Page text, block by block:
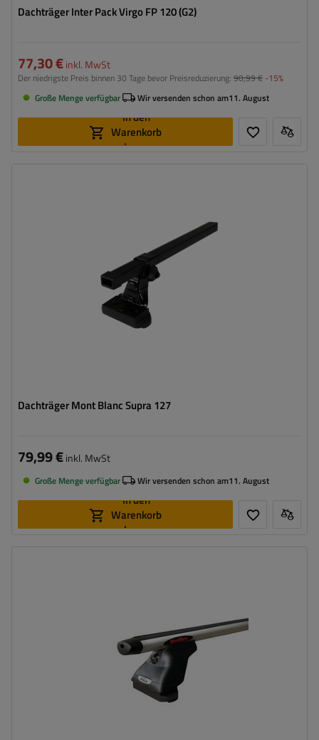
Dachträger Inter Pack Virgo FP 120 (G2)
77,30 €inkl. MwSt
Der niedrigste Preis binnen 30 Tage bevor Preisreduzierung: 90,99 € -15%
Große Menge verfügbar
Wir versenden schon am11. August
In den
Warenkorb
legen
Dachträger Mont Blanc Supra 127
79,99 €inkl. MwSt
Große Menge verfügbar Wir versenden schon am11. August
In den
Warenkorb
legen